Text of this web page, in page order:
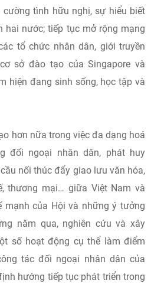
cường tình hữu nghị, sự hiểu biết
hai nước; tiếp tục mở rộng mạng
tổ chức nhân dân, giới truyền
sở đào tạo của Singapore và
hiện đang sinh sống, học tập và
hơn nữa trong việc đa dạng hoá
đối ngoại nhân dân, phát huy
nối thúc đẩy giao lưu văn hóa,
thương mại… giữa Việt Nam và
mạnh của Hội và những ý tưởng
năm qua, nghiên cứu và xây
số hoạt động cụ thể làm điểm
tác đối ngoại nhân dân của
hướng tiếp tục phát triển trong